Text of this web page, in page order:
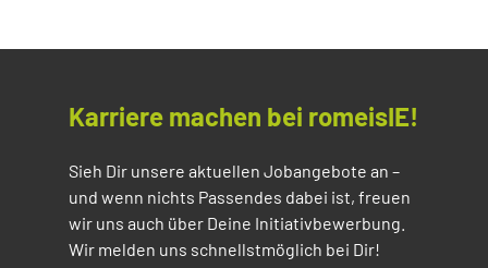
Karriere machen bei romeisIE!
Sieh Dir unsere aktuellen Jobangebote an –
und wenn nichts Passendes dabei ist, freuen
wir uns auch über Deine Initiativbewerbung.
Wir melden uns schnellstmöglich bei Dir!